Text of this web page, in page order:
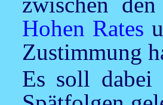
Hohen Rates
Zustimmung
Es soll dabei